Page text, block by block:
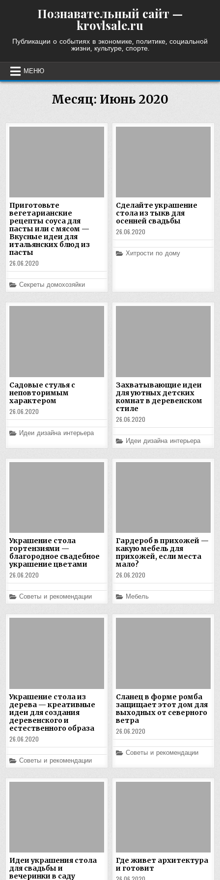
Познавательный сайт —
krovlsale.ru
Публикации о событиях в экономике, политике, социальной
жизни, культуре, спорте.
МЕНЮ
Месяц: Июнь 2020
Приготовьте
вегетарианские
рецепты соуса для
пасты или с мясом —
Вкусные идеи для
итальянских блюд из
пасты
26.06.2020
Posted
in
Секреты домохозяйки
Сделайте украшение
стола из тыкв для
осенней свадьбы
26.06.2020
Posted
Хитрости по дому
Садовые стулья с
неповторимым
характером
26.06.2020
Posted
in
Идеи дизайна интерьера
Захватывающие идеи
для уютных детских
комнат в деревенском
стиле
26.06.2020
Posted
in
Идеи дизайна интерьера
Украшение стола
гортензиями —
благородное свадебное
украшение цветами
26.06.2020
Posted
in
Советы и рекомендации
Гардероб в прихожей —
какую мебель для
прихожей, если места
мало?
26.06.2020
Posted
in
Мебель
Украшение стола из
дерева — креативные
идеи для создания
деревенского и
естественного образа
26.06.2020
Posted
in
Советы и рекомендации
Сланец в форме ромба
защищает этот дом для
выходных от северного
ветра
26.06.2020
Posted
Советы и рекомендации
Идеи украшения стола
для свадьбы и
вечеринки в саду
Где живет архитектура
и готовит